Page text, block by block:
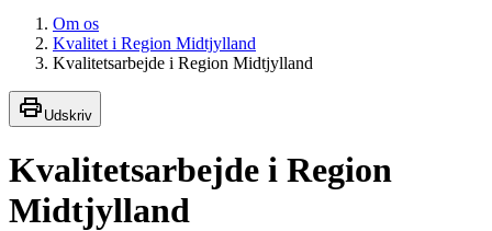
Om os
Kvalitet i Region Midtjylland
Kvalitetsarbejde i Region Midtjylland
Udskriv
Kvalitetsarbejde i Region
Midtjylland